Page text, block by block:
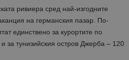
ривиера сред най-изгодните
на германския пазар. По-
единствено за курортите по
за тунизийския остров Джерба – 120